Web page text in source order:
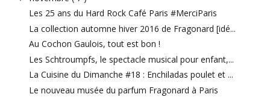
Les 25 ans du Hard Rock Café Paris #MerciParis
La collection automne hiver 2016 de Fragonard [idé...
Au Cochon Gaulois, tout est bon !
Les Schtroumpfs, le spectacle musical pour enfant,...
La Cuisine du Dimanche #18 : Enchiladas poulet et ...
Le nouveau musée du parfum Fragonard à Paris